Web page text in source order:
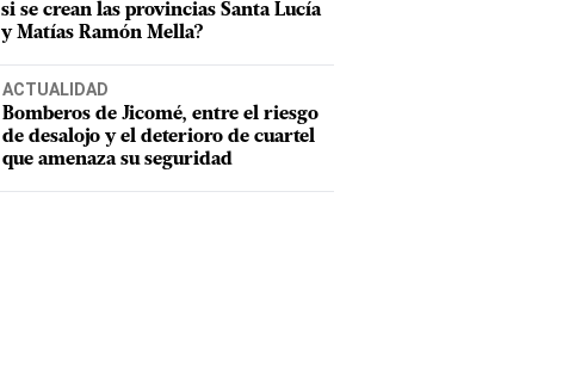
si se crean las provincias Santa Lucía
y Matías Ramón Mella?
ACTUALIDAD
Bomberos de Jicomé, entre el riesgo
de desalojo y el deterioro de cuartel
que amenaza su seguridad